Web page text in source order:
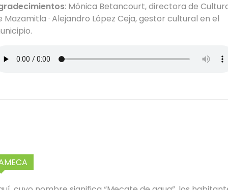
: Mónica Betancourt, directora de
Mazamitla · Alejandro López Ceja, gestor cultural en el